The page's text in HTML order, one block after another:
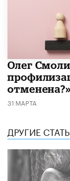
​Олег
отменена?»
31 МАРТА
ДРУГИЕ